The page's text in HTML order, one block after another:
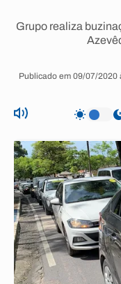
Grupo realiza
Publicado em 09/07/2020